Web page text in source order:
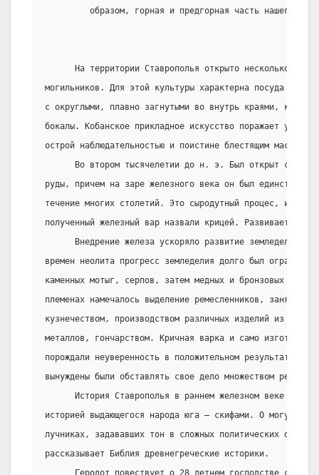
образом, горная и предгорная часть нашего
На территории Ставрополья открыто несколько
могильников. Для этой культуры характерна посуда
с округлыми, плавно загнутыми во внутрь краями, кубки,
бокалы. Кобанское прикладное искусство поражает
острой наблюдательностью и поистине блестящим
Во втором тысячелетии до н. э. Был открыт способ
руды, причем на заре железного века он был
течение многих столетий. Это сыродутный процес, иначе
полученный железный вар назвали крицей. Развивается и
Внедрение железа ускоряло развитие земледелия и
времен неолита прогресс земледелия долго был ограничен
каменных мотыг, серпов, затем медных и бронзовых
племенах намечалось выделение ремесленников, занятых
кузнечеством, производством различных изделий из
металлов, гончарством. Кричная варка и само
порождали неуверенность в положительном результате, а
вынуждены были обставлять свое дело множеством
История Ставрополья в раннем железном веке
историей выдающегося народа юга – скифами. О
лучниках, задававших тон в сложных политических
рассказывает Библия древнегреческие историки.
Геродот повествует о 28 летнем господстве скифов